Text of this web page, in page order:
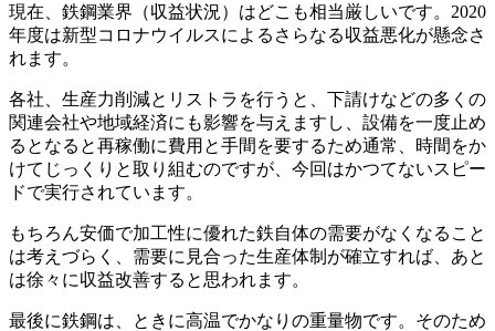
現在、鉄鋼業界（収益状況）はどこも相当厳しいです。2020
年度は新型コロナウイルスによるさらなる収益悪化が懸念さ
れます。
各社、生産力削減とリストラを行うと、下請けなどの多くの
関連会社や地域経済にも影響を与えますし、設備を一度止め
るとなると再稼働に費用と手間を要するため通常、時間をか
けてじっくりと取り組むのですが、 今回はかつてないスピー
ドで実行されています。
もちろん安価で加工性に優れた鉄自体の需要がなくなること
は考えづらく、需要に見合った生産体制が確立すれば、あと
は徐々に収益改善すると思われます。
最後に鉄鋼は、ときに高温でかなりの重量物です。そのため